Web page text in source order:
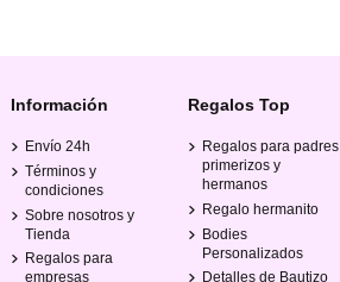
Información
Envío 24h
Términos y
condiciones
Sobre nosotros y
Tienda
Regalos para
empresas
Regalos Top
Regalos para padres
primerizos y
hermanos
Regalo hermanito
Bodies
Personalizados
Detalles de Bautizo